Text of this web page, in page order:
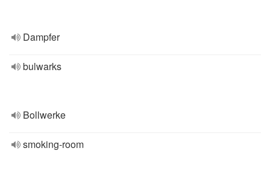
Dampfer
bulwarks
Bollwerke
smoking-room